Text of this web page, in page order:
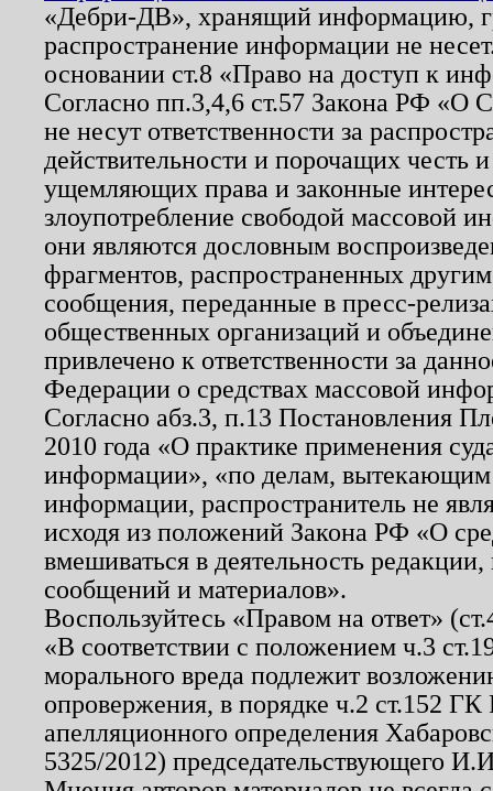
«Дебри-ДВ», хранящий информацию,
распространение информации не
основании ст.8 «Право на доступ к
Согласно пп.3,4,6 ст.57 Закона РФ «О
не несут ответственности за
действительности и порочащих честь
ущемляющих права и законные
злоупотребление свободой массовой
они являются дословным
фрагментов, распространенных
сообщения, переданные в пресс-
общественных организаций и
привлечено к ответственности за
Федерации о средствах массовой
Согласно абз.3, п.13 Постановления
2010 года «О практике применения
информации», «по делам, вытекающим
информации, распространитель не
исходя из положений Закона РФ «О
вмешиваться в деятельность
сообщений и материалов».
Воспользуйтесь «Правом на ответ»
«В соответствии с положением ч.3
морального вреда подлежит
опровержения, в порядке ч.2 ст.152
апелляционного определения
5325/2012) председательствующего